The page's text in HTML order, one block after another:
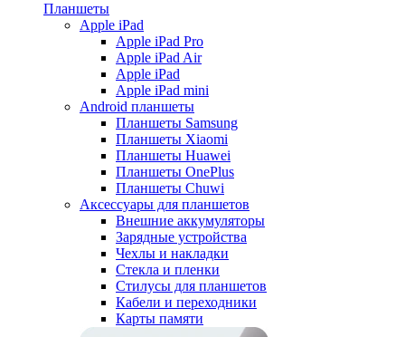
Планшеты
Apple iPad
Apple iPad Pro
Apple iPad Air
Apple iPad
Apple iPad mini
Android планшеты
Планшеты Samsung
Планшеты Xiaomi
Планшеты Huawei
Планшеты OnePlus
Планшеты Chuwi
Аксессуары для планшетов
Внешние аккумуляторы
Зарядные устройства
Чехлы и накладки
Стекла и пленки
Стилусы для планшетов
Кабели и переходники
Карты памяти